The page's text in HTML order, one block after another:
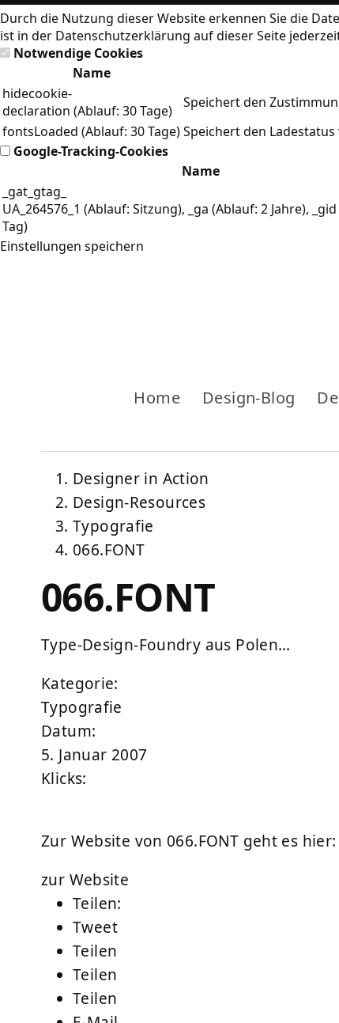
Durch die Nutzung dieser Website erkennen Sie die
ist in der Datenschutzerklärung auf dieser Seite
Notwendige Cookies
Name
hidecookie-
declaration (Ablauf: 30 Tage)
Speichert den
fontsLoaded (Ablauf: 30 Tage)Speichert den
Google-Tracking-Cookies
Name
_gat_gtag_
UA_264576_1 (Ablauf: Sitzung), _ga (Ablauf: 2 Jahre),
Tag)
Einstellungen speichern
Home Design-Blog
Designer in Action
Design-Resources
Typografie
066.FONT
066.FONT
Type-Design-Foundry aus Polen…
Kategorie:
Typografie
Datum:
5. Januar 2007
Klicks:
Zur Website von 066.FONT geht es hier:
zur Website
Teilen:
Tweet
Teilen
Teilen
Teilen